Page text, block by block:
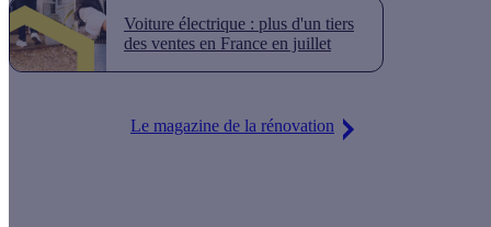
Voiture électrique : plus d'un tiers
des ventes en France en juillet
Le magazine de la rénovation